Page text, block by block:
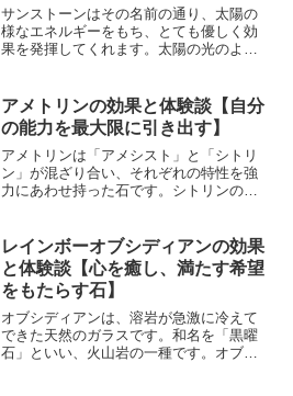
サンストーンはその名前の通り、太陽の
様なエネルギーをもち、とても優しく効
果を発揮してくれます。太陽の光のよう
を取り戻すために作用してくれます。そ
うして、人生に対する安心...
アメトリンの効果と体験談【自分
の能力を最大限に引き出す】
アメトリンは「アメシスト」と「シトリ
ン」が混ざり合い、それぞれの特性を強
力にあわせ持った石です。シトリンの黄
わずにはいられません。アメトリンは、
その速効性と実効性の高さ...
レインボーオブシディアンの効果
と体験談【心を癒し、満たす希望
をもたらす石】
オブシディアンは、溶岩が急激に冷えて
できた天然のガラスです。和名を「黒曜
石」といい、火山岩の一種です。オブシ